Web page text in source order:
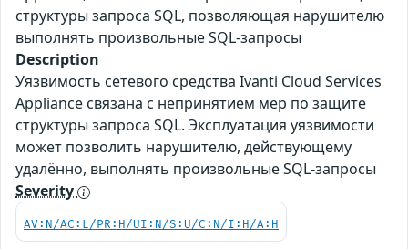
структуры запроса SQL, позволяющая нарушителю
выполнять произвольные SQL-запросы
Description
Уязвимость сетевого средства Ivanti Cloud Services
Appliance связана с непринятием мер по защите
структуры запроса SQL. Эксплуатация уязвимости
может позволить нарушителю, действующему
удалённо, выполнять произвольные SQL-запросы
Severity
AV:N/AC:L/PR:H/UI:N/S:U/C:N/I:H/A:H